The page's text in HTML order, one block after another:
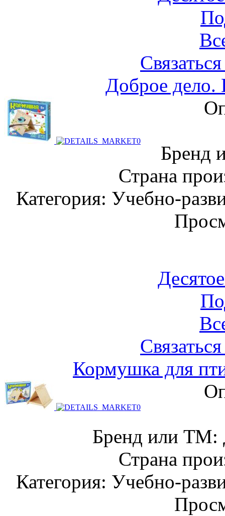
Доброе дело.
Бренд
Страна
Категория: Учебно-
Кормушка для
Бренд или ТМ:
Страна
Категория: Учебно-